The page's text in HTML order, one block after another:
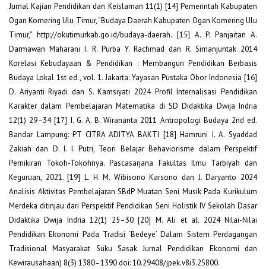
Jurnal Kajian Pendidikan dan Keislaman 11(1) [14] Pemerintah Kabupaten
Ogan Komering Ulu Timur, “Budaya Daerah Kabupaten Ogan Komering Ulu
Timur,” http://okutimurkab.go.id/budaya-daerah. [15] A. P. Panjaitan A.
Darmawan Maharani I. R. Purba Y. Rachmad dan R. Simanjuntak 2014
Korelasi Kebudayaan & Pendidikan : Membangun Pendidikan Berbasis
Budaya Lokal 1st ed., vol. 1. Jakarta: Yayasan Pustaka Obor Indonesia [16]
D. Ariyanti Riyadi dan S. Kamsiyati 2024 Profil Internalisasi Pendidikan
Karakter dalam Pembelajaran Matematika di SD Didaktika Dwija Indria
12(1) 29–34 [17] I. G. A. B. Wirananta 2011 Antropologi Budaya 2nd ed.
Bandar Lampung: PT CITRA ADITYA BAKTI [18] Hamruni I. A. Syaddad
Zakiah dan D. I. I. Putri, Teori Belajar Behaviorisme dalam Perspektif
Pemikiran Tokoh-Tokohnya. Pascasarjana Fakultas Ilmu Tarbiyah dan
Keguruan, 2021. [19] L. H. M. Wibisono Karsono dan J. Daryanto 2024
Analisis Aktivitas Pembelajaran SBdP Muatan Seni Musik Pada Kurikulum
Merdeka ditinjau dari Perspektif Pendidikan Seni Holistik IV Sekolah Dasar
Didaktika Dwija Indria 12(1) 25–30 [20] M. Ali et al. 2024 Nilai-Nilai
Pendidikan Ekonomi Pada Tradisi ‘Bedeye’ Dalam Sistem Perdagangan
Tradisional Masyarakat Suku Sasak Jurnal Pendidikan Ekonomi dan
Kewirausahaan) 8(3) 1380–1390 doi: 10.29408/jpek.v8i3.25800.